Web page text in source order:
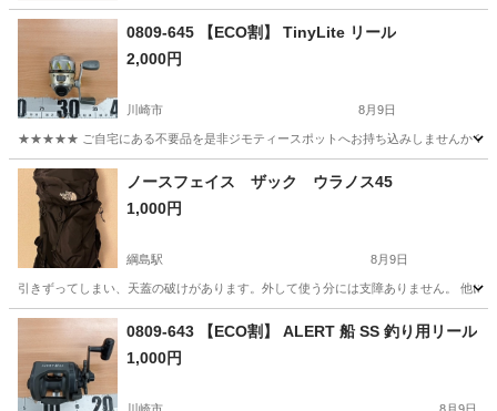
0809-645 【ECO割】 TinyLite リール
2,000円
川崎市 8月9日
★★★★★ ご自宅にある不要品を是非ジモティースポットへお持ち込みしませんか？
神奈川 川崎市 リール
ノースフェイス ザック ウラノス45
1,000円
綱島駅 8月9日
引きずってしまい、天蓋の破けがあります。外して使う分には支障ありません。 他
神奈川 横浜市 その他
0809-643 【ECO割】 ALERT 船 SS 釣り用リール
1,000円